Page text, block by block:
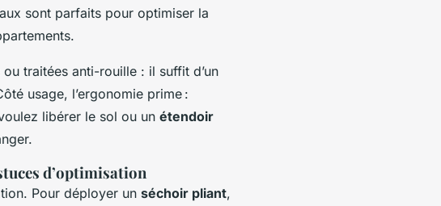
sont parfaits pour optimiser la
traitées anti-rouille : il suffit d’un
usage, l’ergonomie prime :
libérer le sol ou un étendoir
d’optimisation
Pour déployer un séchoir pliant,